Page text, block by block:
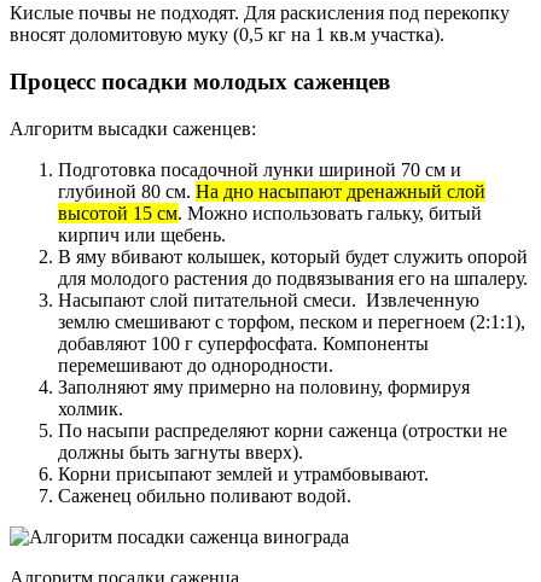
Кислые почвы не подходят. Для раскисления под перекопку
вносят доломитовую муку (0,5 кг на 1 кв.м участка).
Процесс посадки молодых саженцев
Алгоритм высадки саженцев:
Подготовка посадочной лунки шириной 70 см и
глубиной 80 см. На дно насыпают дренажный слой
высотой 15 см. Можно использовать гальку, битый
кирпич или щебень.
В яму вбивают колышек, который будет служить опорой
для молодого растения до подвязывания его на шпалеру.
Насыпают слой питательной смеси. Извлеченную
землю смешивают с торфом, песком и перегноем (2:1:1),
добавляют 100 г суперфосфата. Компоненты
перемешивают до однородности.
Заполняют яму примерно на половину, формируя
холмик.
По насыпи распределяют корни саженца (отростки не
должны быть загнуты вверх).
Корни присыпают землей и утрамбовывают.
Саженец обильно поливают водой.
Алгоритм посадки саженца